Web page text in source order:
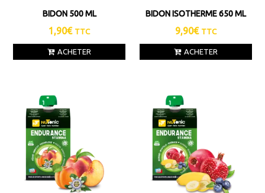
BIDON 500 ML
1,90€ TTC
ACHETER
BIDON ISOTHERME 650 ML
9,90€ TTC
ACHETER